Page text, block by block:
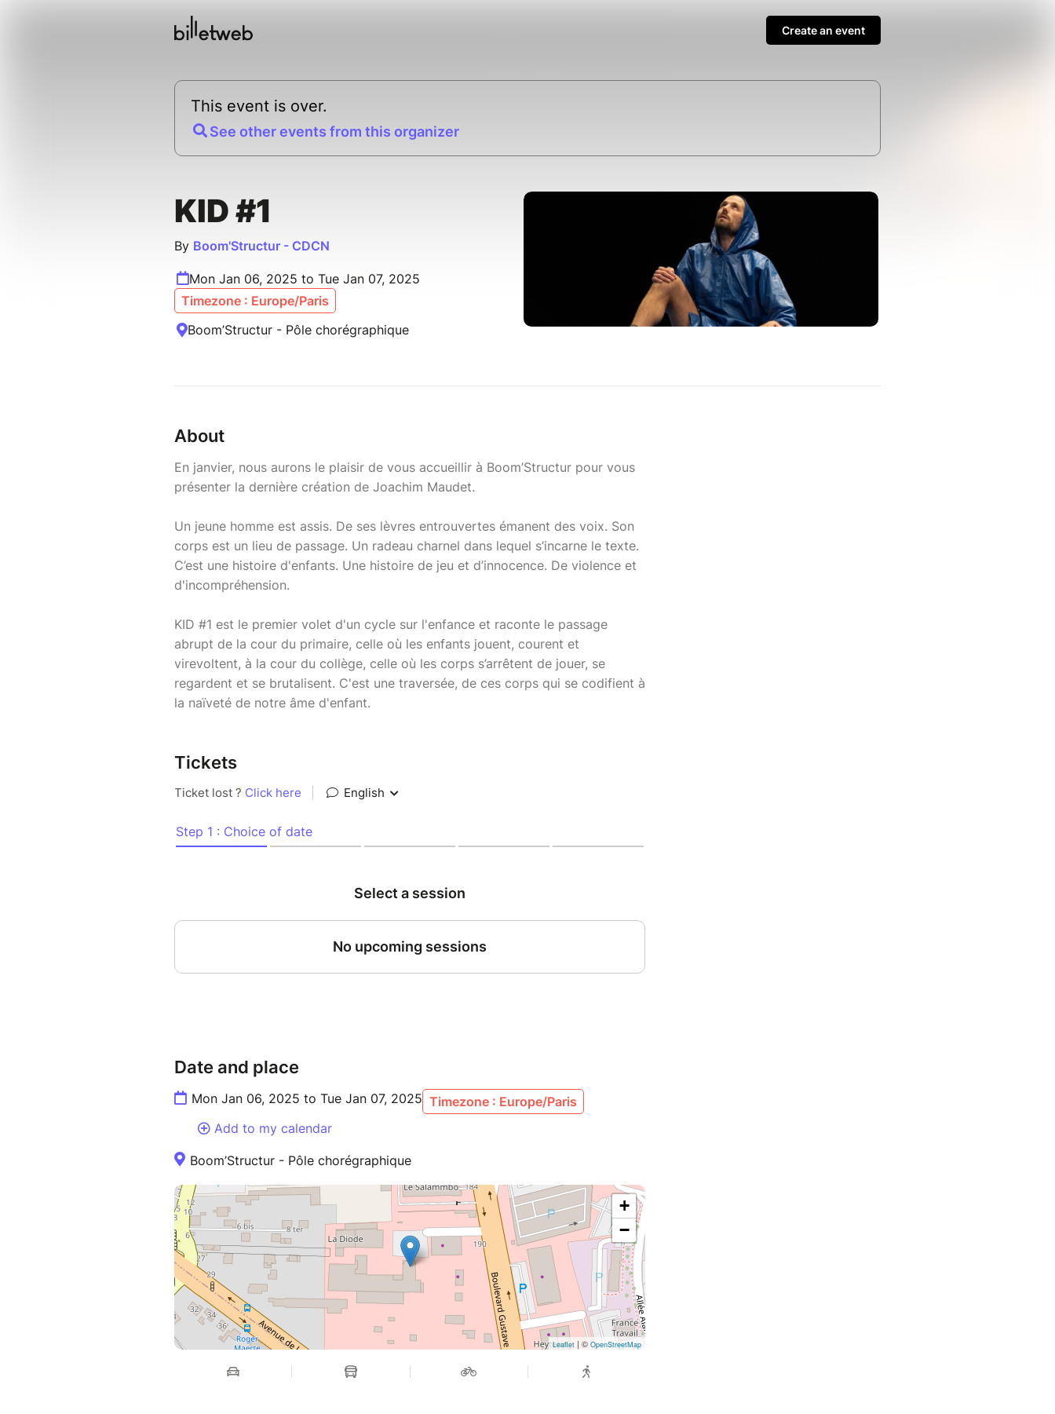
Create an event
This event is over.
See other events from this organizer
KID #1
By Boom'Structur - CDCN
Mon Jan 06, 2025 to Tue Jan 07, 2025
Timezone : Europe/Paris
Boom’Structur - Pôle chorégraphique
About
En janvier, nous aurons le plaisir de vous accueillir à Boom’Structur pour vous
présenter la dernière création de Joachim Maudet.
Un jeune homme est assis. De ses lèvres entrouvertes émanent des voix. Son
corps est un lieu de passage. Un radeau charnel dans lequel s’incarne le texte.
C’est une histoire d'enfants. Une histoire de jeu et d’innocence. De violence et
d'incompréhension.
KID #1 est le premier volet d'un cycle sur l'enfance et raconte le passage
abrupt de la cour du primaire, celle où les enfants jouent, courent et
virevoltent, à la cour du collège, celle où les corps s’arrêtent de jouer, se
regardent et se brutalisent. C'est une traversée, de ces corps qui se codifient à
la naïveté de notre âme d'enfant.
Tickets
Date and place
Mon Jan 06, 2025 to Tue Jan 07, 2025 Timezone : Europe/Paris
Add to my calendar
Boom’Structur - Pôle chorégraphique
+
−
Leaflet | © OpenStreetMap